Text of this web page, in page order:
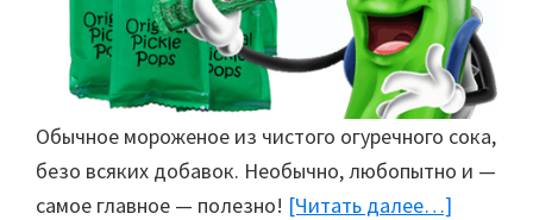
Обычное мороженое из чистого огуречного сока,
безо всяких добавок. Необычно, любопытно и —
самое главное — полезно! [Читать далее…]